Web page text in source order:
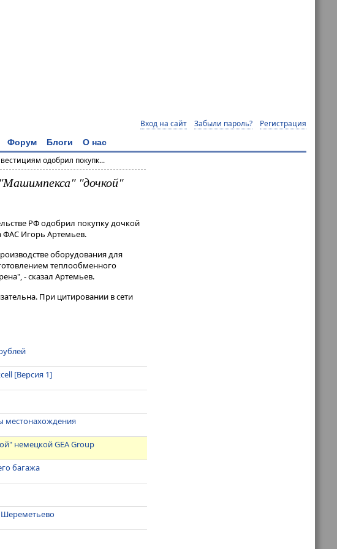
Вход на сайт Забыли пароль? Регистрация
Форум Блоги О нас
одобрил покупк...
"дочкой"
РФ одобрил покупку дочкой
ФАС Игорь Артемьев.
оборудования для
теплообменного
- сказал Артемьев.
При цитировании в сети
[Версия 1]
местонахождения
немецкой GEA Group
багажа
Шереметьево